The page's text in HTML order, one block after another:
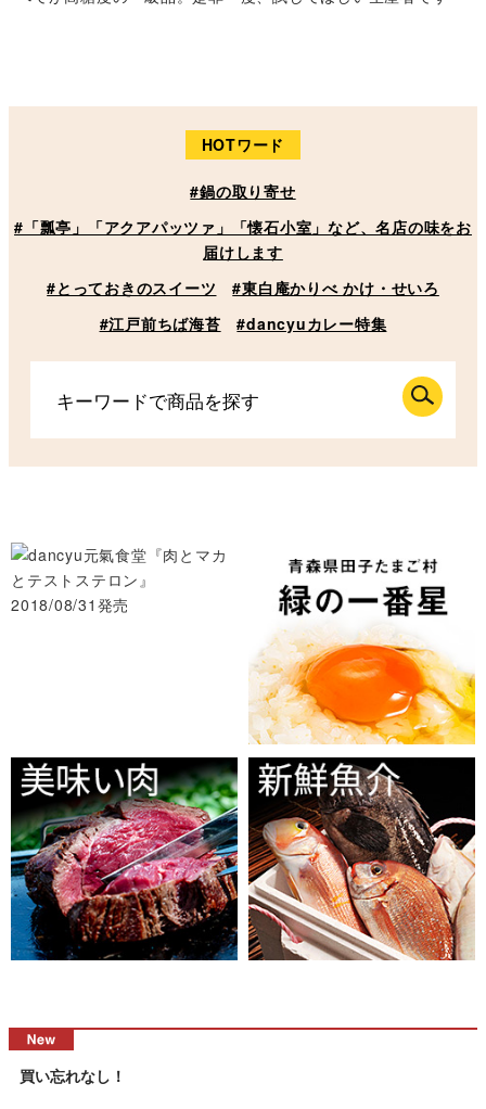
HOTワード
#鍋の取り寄せ
#「瓢亭」「アクアパッツァ」「懐石小室」など、名店の味をお
届けします
#とっておきのスイーツ
#東白庵かりべ かけ・せいろ
#江戸前ちば海苔
#dancyuカレー特集
買い忘れなし！